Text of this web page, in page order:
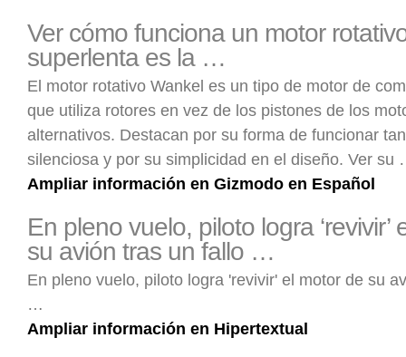
Ver cómo funciona un motor
superlenta es la …
El motor rotativo Wankel es un tipo de motor de
que utiliza rotores en vez de los pistones de los
alternativos. Destacan por su forma de funcionar
silenciosa y por su simplicidad en el diseño. Ver su
Ampliar información en Gizmodo en Español
En pleno vuelo, piloto logra ‘revivir’
su avión tras un fallo …
En pleno vuelo, piloto logra 'revivir' el motor de su
…
Ampliar información en Hipertextual